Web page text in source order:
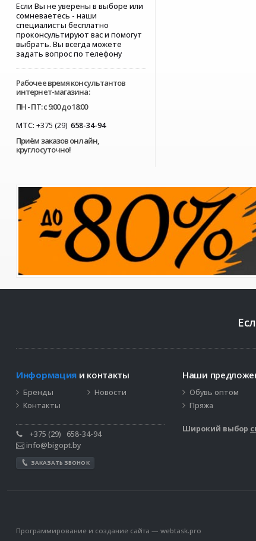
Если Вы не уверены в выборе или
сомневаетесь - наши
специалисты бесплатно
проконсультируют вас и помогут
выбрать. Вы всегда можете
задать вопрос по телефону
Рабочее время консультантов
интернет-магазина:
ПН - ПТ: с 9:00 до 18:00
МТС: +375 (29) 658-34-94
Приём заказов онлайн,
круглосуточно!
Информация и контакты
Бренды
Новости
Контакты
+375 (29)
658-34-94
info@bigopt.by
ЗАКАЗАТЬ ЗВОНОК
Наши
Обувь оптом
Пряжа
Широкий выбор
Программирование и создание сайта — webtask.pro